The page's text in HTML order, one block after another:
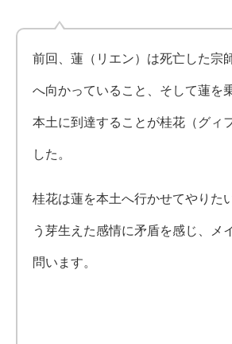
前回、蓮（リエン）は死亡した宗
へ向かっていること、そして蓮を
本土に到達することが桂花（グィ
した。
桂花は蓮を本土へ行かせてやりた
う芽生えた感情に矛盾を感じ、メ
問います。